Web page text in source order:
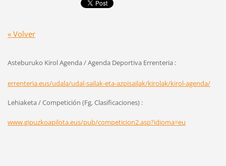
« Volver
Asteburuko Kirol Agenda / Agenda Deportiva Errenteria :
errenteria.eus/udala/udal-sailak-eta-azpisailak/kirolak/kirol-agenda/
Lehiaketa / Competición (Fg, Clasificaciones) :
www.gipuzkoapilota.eus/pub/competicion2.asp?idioma=eu